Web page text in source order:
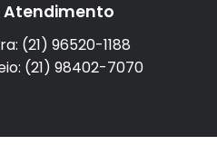
Atendimento
(21) 96520-1188
(21) 98402-7070